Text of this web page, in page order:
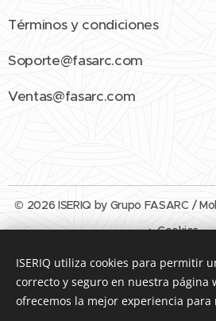
Términos y condiciones
Soporte@fasarc.com
Ventas@fasarc.com
© 2026 ISERIQ by Grupo FASARC /
Cookies
Idiomas
Español
ISERIQ utiliza cookies para permitir
correcto y seguro en nuestra página
ofrecemos la mejor experiencia para